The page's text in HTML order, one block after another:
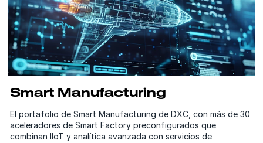
Smart Manufacturing
El portafolio de Smart Manufacturing de DXC, con más de 30
aceleradores de Smart Factory preconfigurados que
combinan IIoT y analítica avanzada con servicios de